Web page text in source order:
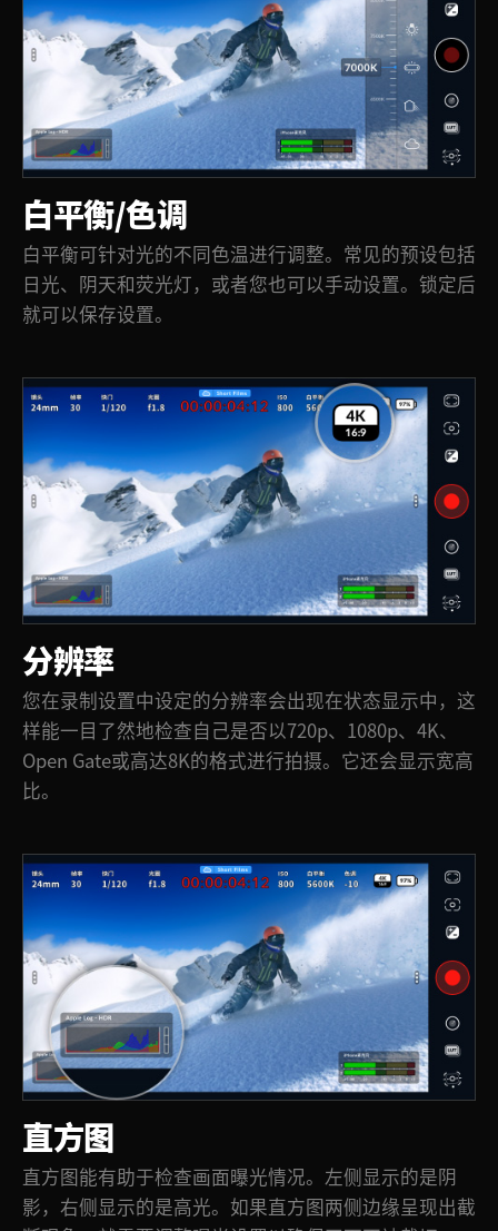
白平衡/色调
白平衡可针对光的不同色温进行调整。常见的预设包括
日光、阴天和荧光灯，或者您也可以手动设置。锁定后
就可以保存设置。
分辨率
您在录制设置中设定的分辨率会出现在状态显示中，这
样能一目了然地检查自己是否以720p、1080p、4K、
Open Gate或高达8K的格式进行拍摄。它还会显示宽高
比。
直方图
直方图能有助于检查画面曝光情况。左侧显示的是阴
影，右侧显示的是高光。如果直方图两侧边缘呈现出截